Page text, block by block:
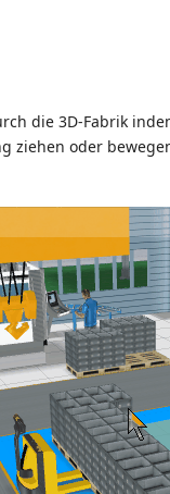
die 3D-Fabrik
ziehen oder